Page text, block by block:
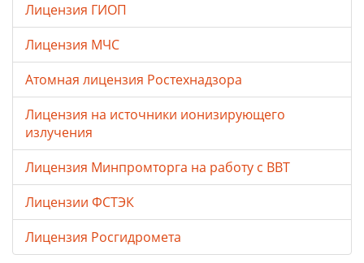
Лицензия ГИОП
Лицензия МЧС
Атомная лицензия Ростехнадзора
Лицензия на источники ионизирующего
излучения
Лицензия Минпромторга на работу с ВВТ
Лицензии ФСТЭК
Лицензия Росгидромета